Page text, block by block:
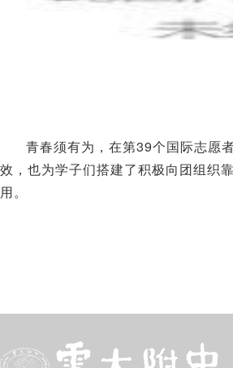
青春须有为，在第39个国际志愿
效，也为学子们搭建了积极向团组织
用。